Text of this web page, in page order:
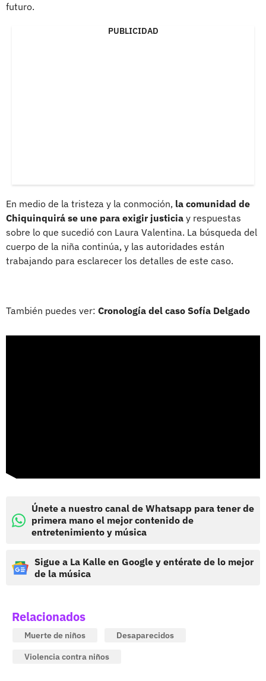
futuro.
PUBLICIDAD
En medio de la tristeza y la conmoción, la comunidad de
Chiquinquirá se une para exigir justicia y respuestas
sobre lo que sucedió con Laura Valentina. La búsqueda del
cuerpo de la niña continúa, y las autoridades están
trabajando para esclarecer los detalles de este caso.
También puedes ver: Cronología del caso Sofía Delgado
Únete a nuestro canal de Whatsapp para tener de
primera mano el mejor contenido de
entretenimiento y música
Sigue a La Kalle en Google y entérate de lo mejor
de la música
Relacionados
Muerte de niños
Desaparecidos
Violencia contra niños